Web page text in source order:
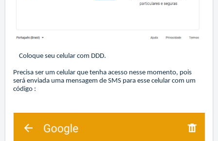
Coloque seu celular com DDD.
Precisa ser um celular que tenha acesso nesse momento, pois
será enviada uma mensagem de SMS para esse celular com um
código :